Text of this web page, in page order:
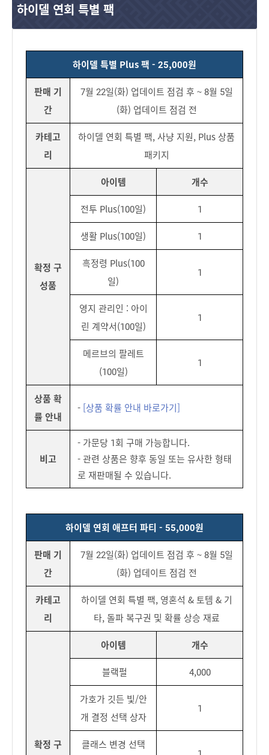
하이델 연회 특별 팩
하이델 특별 Plus 팩 - 25,000원
판매 기
간
7월 22일(화) 업데이트 점검 후 ~ 8월 5일
(화) 업데이트 점검 전
카테고
리
하이델 연회 특별 팩, 사냥 지원, Plus 상품
패키지
확정 구
성품
아이템 개수
전투 Plus(100일) 1
생활 Plus(100일) 1
흑정령 Plus(100
일)
1
영지 관리인 : 아이
린 계약서(100일)
1
메르브의 팔레트
(100일)
1
상품 확
률 안내
- [상품 확률 안내 바로가기]
비고
- 가문당 1회 구매 가능합니다.
- 관련 상품은 향후 동일 또는 유사한 형태
로 재판매될 수 있습니다.
하이델 연회 애프터 파티 - 55,000원
판매 기
간
7월 22일(화) 업데이트 점검 후 ~ 8월 5일
(화) 업데이트 점검 전
카테고
리
하이델 연회 특별 팩, 영혼석 & 토템 & 기
타, 돌파 복구권 및 확률 상승 재료
확정 구
아이템 개수
블랙펄 4,000
가호가 깃든 빛/안
개 결정 선택 상자
1
클래스 변경 선택